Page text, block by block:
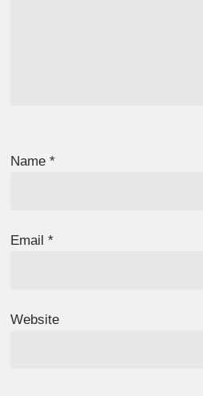
Name*
Email*
Website